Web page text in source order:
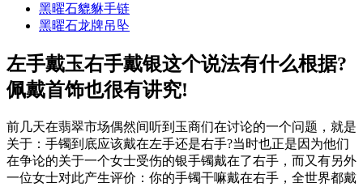
黑曜石貔貅手链
黑曜石龙牌吊坠
左手戴玉右手戴银这个说法有什么根据?
佩戴首饰也很有讲究!
前几天在翡翠市场偶然间听到玉商们在讨论的一个问题，就是
关于：手镯到底应该戴在左手还是右手?当时也正是因为他们
在争论的关于一个女士受伤的银手镯戴在了右手，而又有另外
一位女士对此产生评价：你的手镯干嘛戴在右手，全世界都戴